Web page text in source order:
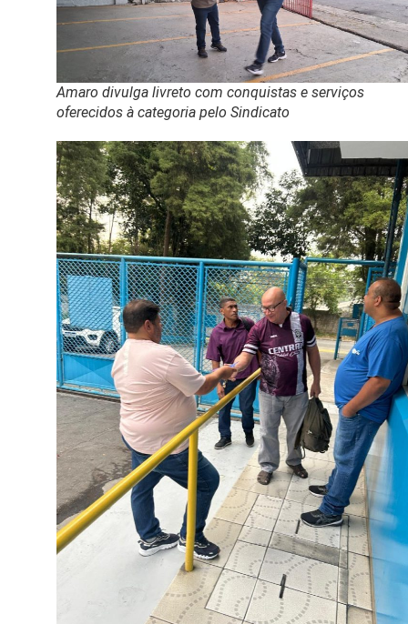
Amaro divulga livreto com conquistas e serviços
oferecidos à categoria pelo Sindicato